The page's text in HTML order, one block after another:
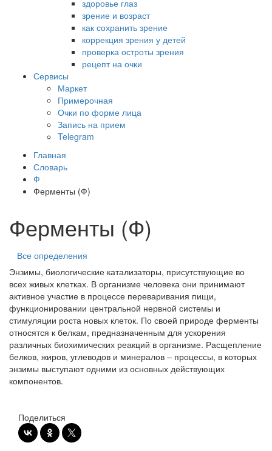
здоровье глаз
зрение и возраст
как сохранить зрение
коррекция зрения у детей
проверка остроты зрения
рецепт на очки
Сервисы
Маркет
Примерочная
Очки по форме лица
Запись на прием
Telegram
Главная
Словарь
Ф
Ферменты (Ф)
Ферменты (Ф)
Все определения
Энзимы, биологические катализаторы, присутствующие во
всех живых клетках. В организме человека они принимают
активное участие в процессе переваривания пищи,
функционировании центральной нервной системы и
стимуляции роста новых клеток. По своей природе ферменты
относятся к белкам, предназначенным для ускорения
различных биохимических реакций в организме. Расщепление
белков, жиров, углеводов и минералов – процессы, в которых
энзимы выступают одними из основных действующих
компонентов.
Поделиться